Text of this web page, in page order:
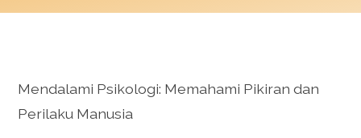
Mendalami Psikologi: Memahami Pikiran dan
Perilaku Manusia